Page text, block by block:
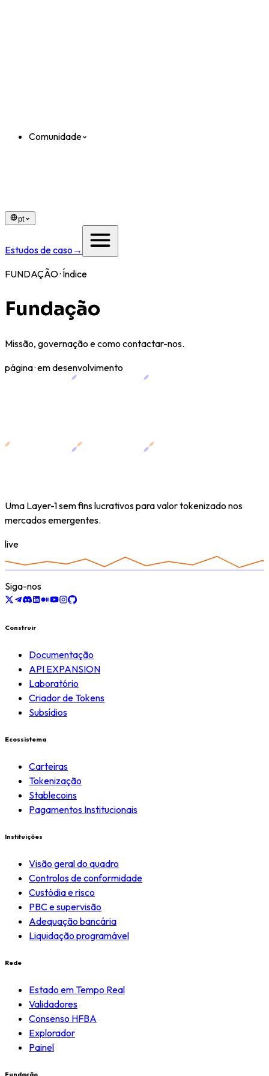
Comunidade
pt
Estudos de caso →
FUNDAÇÃO · Índice
Fundação
Missão, governação e como contactar-nos.
página · em desenvolvimento
Uma Layer-1 sem fins lucrativos para valor tokenizado nos
mercados emergentes.
live
Siga-nos
Construir
Documentação
API EXPANSION
Laboratório
Criador de Tokens
Subsídios
Ecossistema
Carteiras
Tokenização
Stablecoins
Pagamentos Institucionais
Instituições
Visão geral do quadro
Controlos de conformidade
Custódia e risco
PBC e supervisão
Adequação bancária
Liquidação programável
Rede
Estado em Tempo Real
Validadores
Consenso HFBA
Explorador
Painel
Fundação